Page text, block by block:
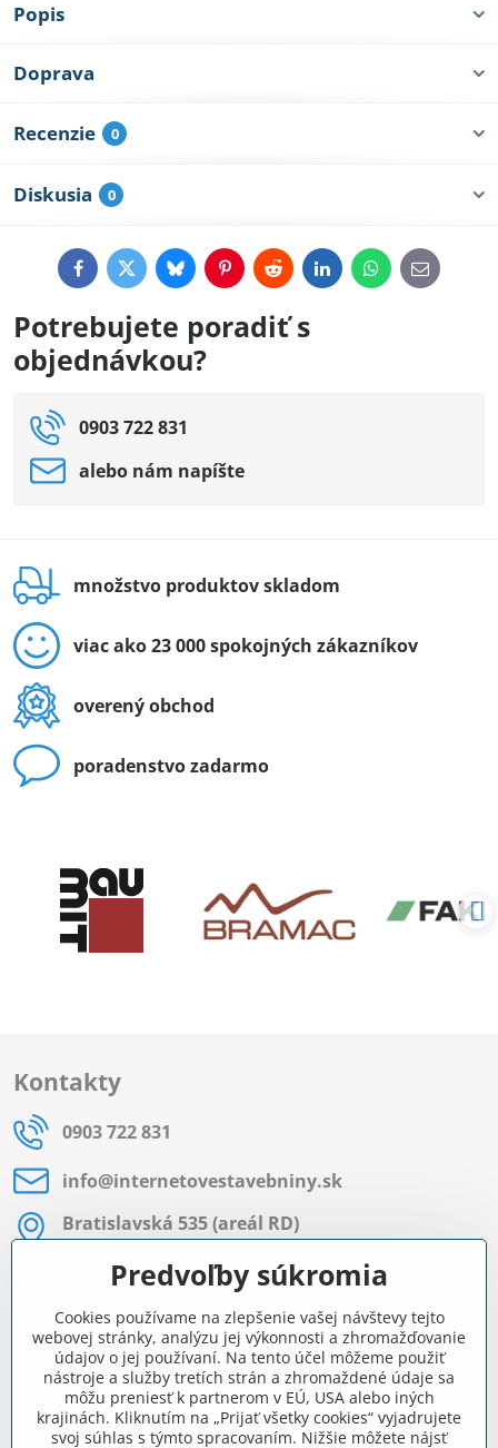
Popis
Doprava
Recenzie 0
Diskusia 0
FacebookTwitterBlueskyPinterestRedditLinkedInWhatsApp
E-
mail
Potrebujete poradiť s
objednávkou?
0903 722 831
alebo nám napíšte
množstvo produktov skladom
viac ako 23 000 spokojných zákazníkov
overený obchod
poradenstvo zadarmo
Kontakty
0903 722 831
info​@internetovestavebniny​.sk
Bratislavská 535 (areál RD)
Most pri Bratislave
Pon - Pia 8:00 - 11:30 a 12:15 - 15:30
Facebook
Navigácia
Predvoľby súkromia
Cookies používame na zlepšenie vašej návštevy tejto
webovej stránky, analýzu jej výkonnosti a zhromažďovanie
údajov o jej používaní. Na tento účel môžeme použiť
nástroje a služby tretích strán a zhromaždené údaje sa
môžu preniesť k partnerom v EÚ, USA alebo iných
krajinách. Kliknutím na „Prijať všetky cookies“ vyjadrujete
svoj súhlas s týmto spracovaním. Nižšie môžete nájsť